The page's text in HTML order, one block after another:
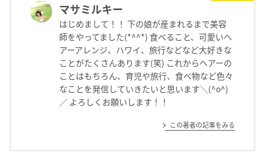
マサミルキー
はじめまして！！ 下の娘が産まれるまで美容
師をやってました(*^^*) 食べること、可愛いヘ
アーアレンジ、ハワイ、旅行などなど大好きな
ことがたくさんあります(笑) これからヘアーの
ことはもちろん、育児や旅行、食べ物など色々
なことを発信していきたいと思います＼(^o^)
／ よろしくお願いします！！
この著者の記事をみる